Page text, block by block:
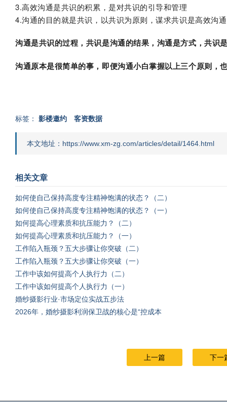
3.高效沟通是共识的积累，是对共识的引导和管理
4.沟通的目的就是共识，以共识为原则，谋求共识是高效沟
沟通是共识的过程，共识是沟通的结果，沟通是方式，共识
沟通原本是很简单的事，即便沟通小白掌握以上三个原则，
标签： 影楼邀约 客资数据
本文地址：https://www.xm-zg.com/articles/detail/1464.html
相关文章
如何使自己保持高度专注精神饱满的状态？（二）
如何使自己保持高度专注精神饱满的状态？（一）
如何提高心理素质和抗压能力？（二）
如何提高心理素质和抗压能力？（一）
工作陷入瓶颈？五大步骤让你突破（二）
工作陷入瓶颈？五大步骤让你突破（一）
工作中该如何提高个人执行力（二）
工作中该如何提高个人执行力（一）
婚纱摄影行业·市场定位实战五步法
2026年，婚纱摄影利润保卫战的核心是“控成本
上一篇 下一